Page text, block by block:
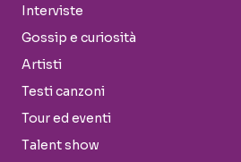
Interviste
Gossip e curiosità
Artisti
Testi canzoni
Tour ed eventi
Talent show